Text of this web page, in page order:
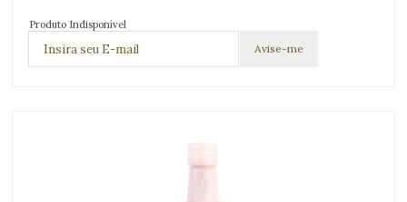
Produto Indisponível